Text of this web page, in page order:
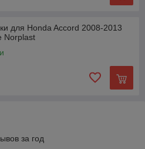
для Honda Accord 2008-2013
Norplast
за год